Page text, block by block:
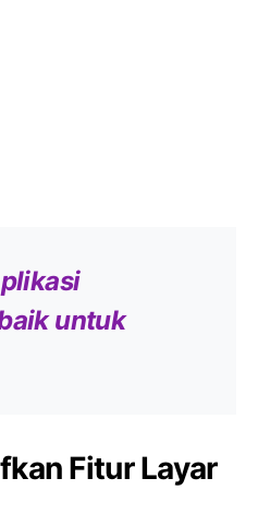
untuk
Fitur Layar